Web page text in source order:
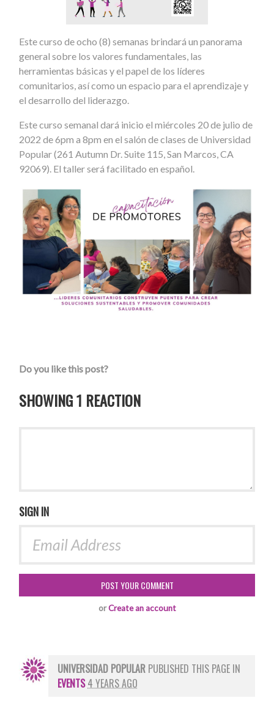
Este curso de ocho (8) semanas brindará un panorama
general sobre los valores fundamentales, las
herramientas básicas y el papel de los líderes
comunitarios, así como un espacio para el aprendizaje y
el desarrollo del liderazgo.
Este curso semanal dará inicio el miércoles 20 de julio de
2022 de6pm a8pm en el salón de clases de Universidad
Popular (261Autumn Dr. Suite 115, San Marcos, CA
92069). El taller será facilitado en español.
Do you like this post?
SHOWING 1 REACTION
SIGN IN
orCreate an account
UNIVERSIDAD POPULAR PUBLISHED THIS PAGE IN
EVENTS4 YEARS AGO